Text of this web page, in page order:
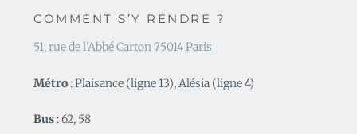
COMMENT S’Y RENDRE ?
51, rue de l’Abbé Carton 75014 Paris
Métro : Plaisance (ligne 13), Alésia (ligne 4)
Bus : 62, 58